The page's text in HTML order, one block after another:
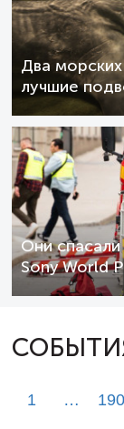
Два
лучшие
Они спасали
Sony World
1 … 190